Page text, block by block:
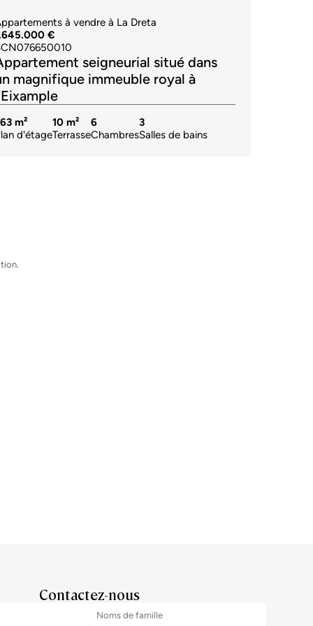
à vendre à La Dreta
€
seigneurial situé dans
magnifique immeuble royal à
m²
d'étage
10 m²
Terrasse
6
Chambres
3
Salles de bains
Contactez-nous